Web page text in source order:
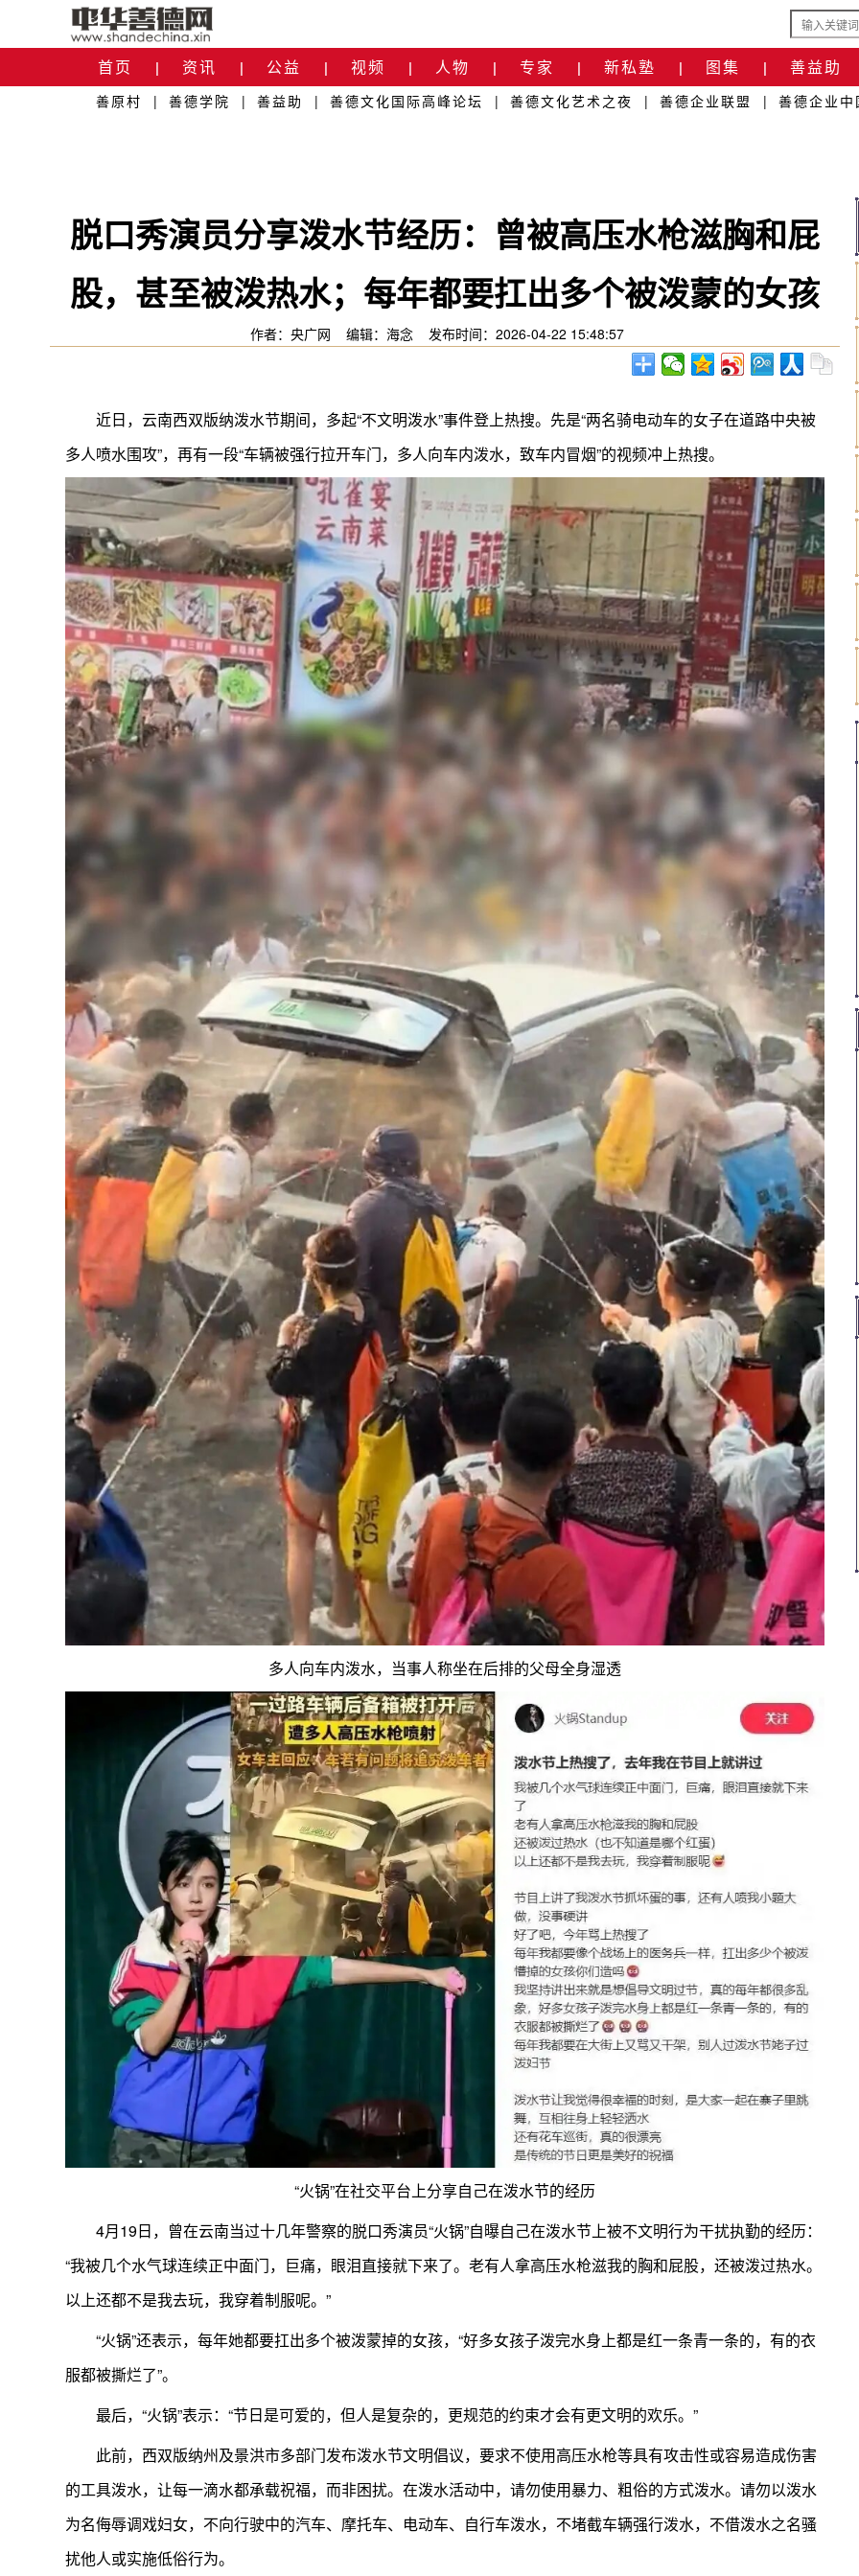
首页 | 资讯 | 公益 | 视频 | 人物 | 专家 | 新私塾 | 图集 | 善益助
关于我们
善原村 | 善德学院 | 善益助 | 善德文化国际高峰论坛 | 善德文化艺术之夜 | 善德企业联盟 | 善德企业中
脱口秀演员分享泼水节经历：曾被高压水枪滋胸和屁
股，甚至被泼热水；每年都要扛出多个被泼蒙的女孩
作者：央广网 编辑：海念 发布时间：2026-04-22 15:48:57
近日，云南西双版纳泼水节期间，多起“不文明泼水”事件登上热搜。先是“两名骑电动车的女子在道路中央被
多人喷水围攻”，再有一段“车辆被强行拉开车门，多人向车内泼水，致车内冒烟”的视频冲上热搜。
多人向车内泼水，当事人称坐在后排的父母全身湿透
“火锅”在社交平台上分享自己在泼水节的经历
4月19日，曾在云南当过十几年警察的脱口秀演员“火锅”自曝自己在泼水节上被不文明行为干扰执勤的经历：
“我被几个水气球连续正中面门，巨痛，眼泪直接就下来了。老有人拿高压水枪滋我的胸和屁股，还被泼过热水。
以上还都不是我去玩，我穿着制服呢。”
“火锅”还表示，每年她都要扛出多个被泼蒙掉的女孩，“好多女孩子泼完水身上都是红一条青一条的，有的衣
服都被撕烂了”。
最后，“火锅”表示：“节日是可爱的，但人是复杂的，更规范的约束才会有更文明的欢乐。”
此前，西双版纳州及景洪市多部门发布泼水节文明倡议，要求不使用高压水枪等具有攻击性或容易造成伤害
的工具泼水，让每一滴水都承载祝福，而非困扰。在泼水活动中，请勿使用暴力、粗俗的方式泼水。请勿以泼水
为名侮辱调戏妇女，不向行驶中的汽车、摩托车、电动车、自行车泼水，不堵截车辆强行泼水，不借泼水之名骚
扰他人或实施低俗行为。